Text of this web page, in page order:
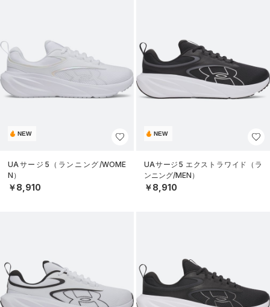
NEW
UAサージ5（ランニング/WOME
N）
￥8,910
NEW
UAサージ5 エクストラワイド（ラ
ンニング/MEN）
￥8,910